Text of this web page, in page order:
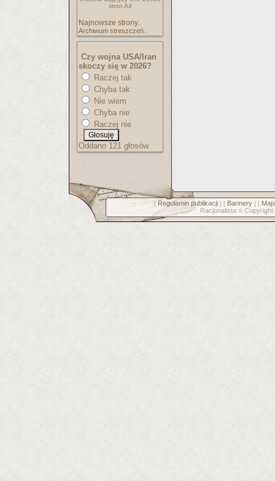
stron A4
Najnowsze strony..
Archiwum streszczeń..
Czy wojna USA/Iran
skoczy się w 2026?
Raczej tak
Chyba tak
Nie wiem
Chyba nie
Raczej nie
Oddano 121 głosów.
[ Regulamin publikacji] [ Bannery] [
Racjonalista © Copyright